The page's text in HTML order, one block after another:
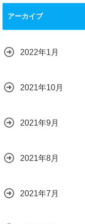
アーカイブ
2022年1月
2021年10月
2021年9月
2021年8月
2021年7月